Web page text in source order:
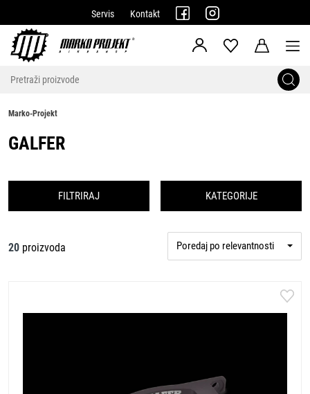
Servis Kontakt
Marko-Projekt
GALFER
FILTRIRAJ KATEGORIJE
20 proizvoda Poredaj po relevantnosti